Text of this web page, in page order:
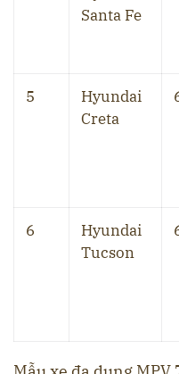
Santa Fe
5
Hyundai
Creta
6
Hyundai
Tucson